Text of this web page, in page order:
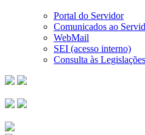
Portal do Servidor
Comunicados ao
WebMail
SEI (acesso interno)
Consulta às Legislações